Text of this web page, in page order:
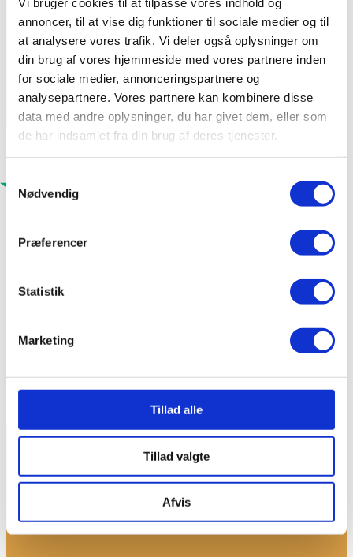
annoncer, til at vise dig funktioner til sociale medier og til
at analysere vores trafik. Vi deler også oplysninger om
din brug af vores hjemmeside med vores partnere inden
for sociale medier, annonceringspartnere og
analysepartnere. Vores partnere kan kombinere disse
data med andre oplysninger, du har givet dem, eller som
de har indsamlet fra din brug af deres tjenester.
Nødvendig
Præferencer
Statistik
Marketing
Tillad alle
Tillad valgte
Afvis
Vægt pr m2: 40,5 kg
Min taghældning: 18 gr / *10 gr